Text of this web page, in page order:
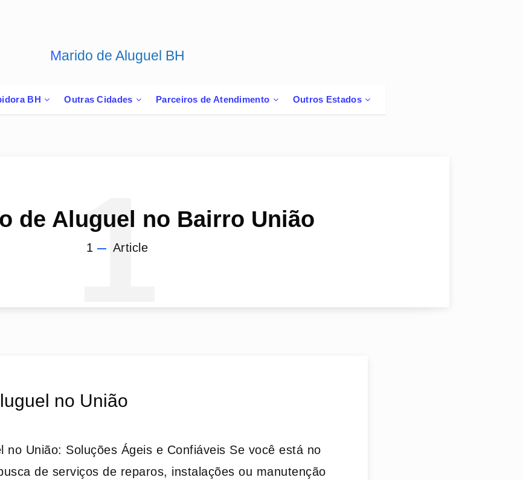
Marido de Aluguel BH
BH Outras Cidades Parceiros de Atendimento Outros Estados
de Aluguel no Bairro União
1 Article
1
no União
no União: Soluções Ágeis e Confiáveis Se você está no
de serviços de reparos, instalações ou manutenção